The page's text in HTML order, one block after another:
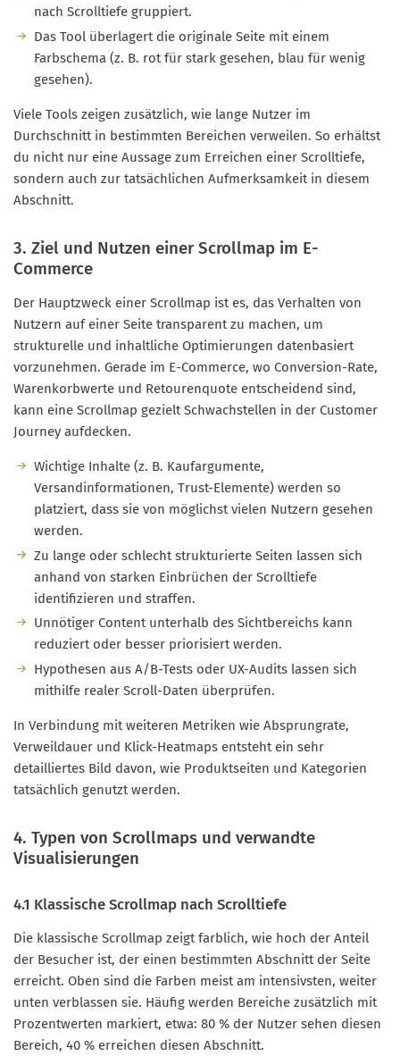
nach Scrolltiefe gruppiert.
Das Tool überlagert die originale Seite mit einem
Farbschema (z. B. rot für stark gesehen, blau für wenig
gesehen).
Viele Tools zeigen zusätzlich, wie lange Nutzer im
Durchschnitt in bestimmten Bereichen verweilen. So erhältst
du nicht nur eine Aussage zum Erreichen einer Scrolltiefe,
sondern auch zur tatsächlichen Aufmerksamkeit in diesem
Abschnitt.
3. Ziel und Nutzen einer Scrollmap im E-
Commerce
Der Hauptzweck einer Scrollmap ist es, das Verhalten von
Nutzern auf einer Seite transparent zu machen, um
strukturelle und inhaltliche Optimierungen datenbasiert
vorzunehmen. Gerade im E-Commerce, wo Conversion-Rate,
Warenkorbwerte und Retourenquote entscheidend sind,
kann eine Scrollmap gezielt Schwachstellen in der Customer
Journey aufdecken.
Wichtige Inhalte (z. B. Kaufargumente,
Versandinformationen, Trust-Elemente) werden so
platziert, dass sie von möglichst vielen Nutzern gesehen
werden.
Zu lange oder schlecht strukturierte Seiten lassen sich
anhand von starken Einbrüchen der Scrolltiefe
identifizieren und straffen.
Unnötiger Content unterhalb des Sichtbereichs kann
reduziert oder besser priorisiert werden.
Hypothesen aus A/B-Tests oder UX-Audits lassen sich
mithilfe realer Scroll-Daten überprüfen.
In Verbindung mit weiteren Metriken wie Absprungrate,
Verweildauer und Klick-Heatmaps entsteht ein sehr
detailliertes Bild davon, wie Produktseiten und Kategorien
tatsächlich genutzt werden.
4. Typen von Scrollmaps und verwandte
Visualisierungen
4.1 Klassische Scrollmap nach Scrolltiefe
Die klassische Scrollmap zeigt farblich, wie hoch der Anteil
der Besucher ist, der einen bestimmten Abschnitt der Seite
erreicht. Oben sind die Farben meist am intensivsten, weiter
unten verblassen sie. Häufig werden Bereiche zusätzlich mit
Prozentwerten markiert, etwa: 80 % der Nutzer sehen diesen
Bereich, 40 % erreichen diesen Abschnitt.